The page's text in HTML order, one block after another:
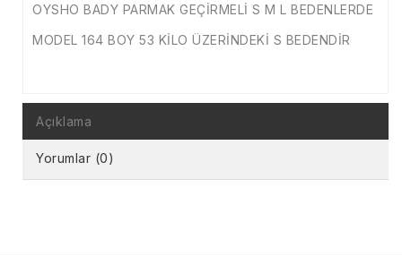
OYSHO BADY PARMAK GEÇİRMELİ S M L BEDENLERDE
MODEL 164 BOY 53 KİLO ÜZERİNDEKİ S BEDENDİR
Açıklama
Yorumlar (0)